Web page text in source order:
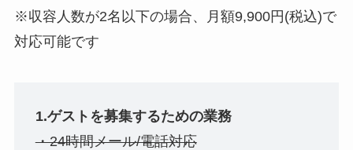
※収容人数が2名以下の場合、月額9,900円(税込)で
対応可能です
1.ゲストを募集するための業務
・24時間メール/電話対応